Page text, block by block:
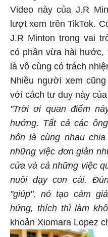
Video này của J.R
lượt xem trên TikTok.
J.R Minton trong vai
có phần vừa hài hước,
là vô cùng có trách
Nhiều người xem
với cách tư duy này của
"Trời ơi quan điểm
hướng. Tất cả các
hôn là cùng nhau
những việc đơn giản
cửa và cả những việc
nuôi dạy con cái.
"giúp", nó tạo cảm
hứng, thích thì làm
khoản Xiomara Lopez